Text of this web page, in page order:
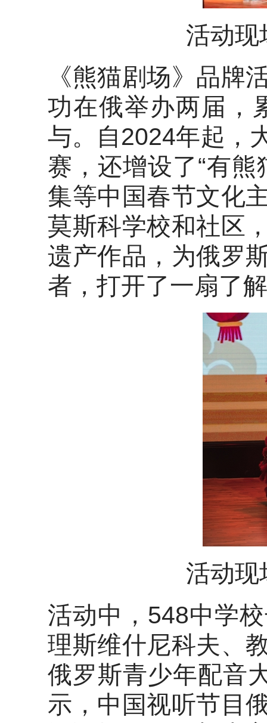
活动现
《熊猫剧场》品牌
功在俄举办两届，
与。自2024年起，
赛，还增设了“有
集等中国春节文化
莫斯科学校和社区
遗产作品，为俄罗
者，打开了一扇了
活动现
活动中，548中学
理斯维什尼科夫、
俄罗斯青少年配音
示，中国视听节目